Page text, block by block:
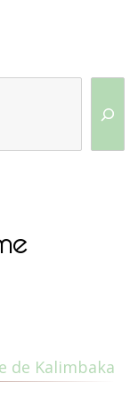
de Kalimbaka